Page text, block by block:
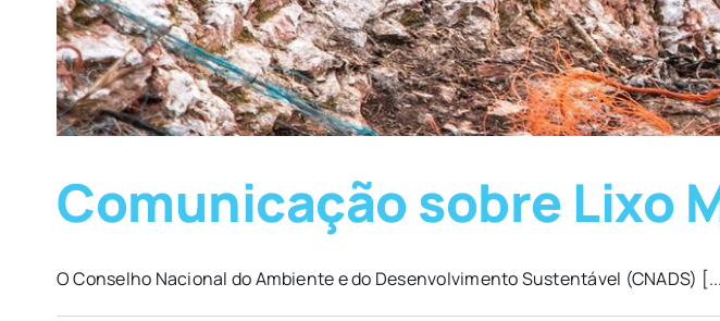
Comunicação sobre Lixo
O Conselho Nacional do Ambiente e do Desenvolvimento Sustentável (CNADS)